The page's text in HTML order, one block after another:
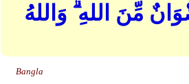
مِّنَ اللهِ ۗ وَاللهُ
Bangla